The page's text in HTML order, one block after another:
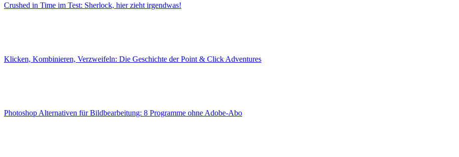
Crushed in Time im Test: Sherlock, hier zieht irgendwas!
Klicken, Kombinieren, Verzweifeln: Die Geschichte der Point & Click Adventures
Photoshop Alternativen für Bildbearbeitung: 8 Programme ohne Adobe-Abo